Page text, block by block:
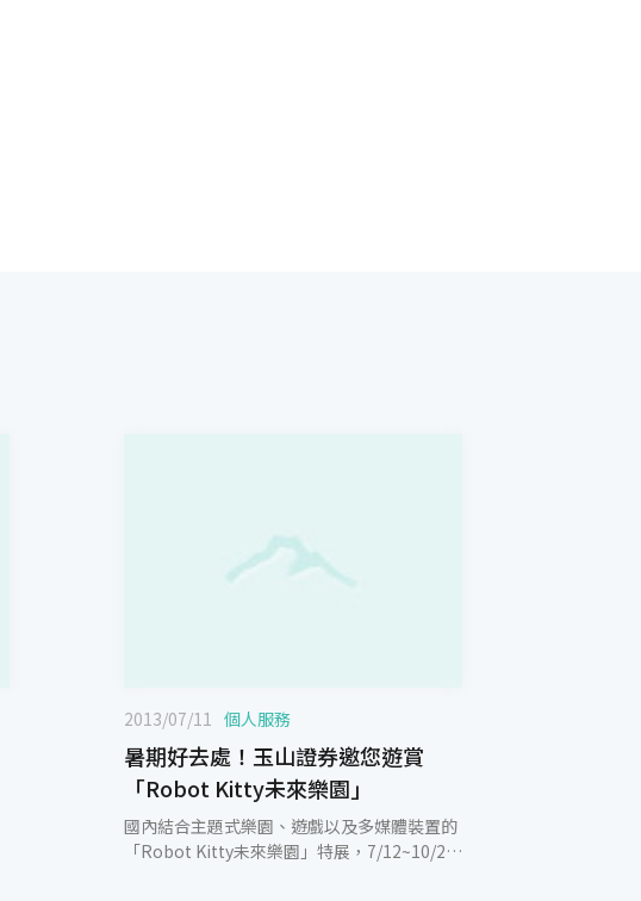
2013/07/11 個人服務
暑期好去處！玉山證券邀您遊賞
「Robot Kitty未來樂園」
國內結合主題式樂園、遊戲以及多媒體裝置的
「Robot Kitty未來樂園」特展，7/12~10/20